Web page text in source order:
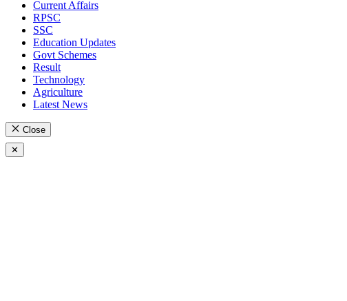
Current Affairs
RPSC
SSC
Education Updates
Govt Schemes
Result
Technology
Agriculture
Latest News
Close
✕